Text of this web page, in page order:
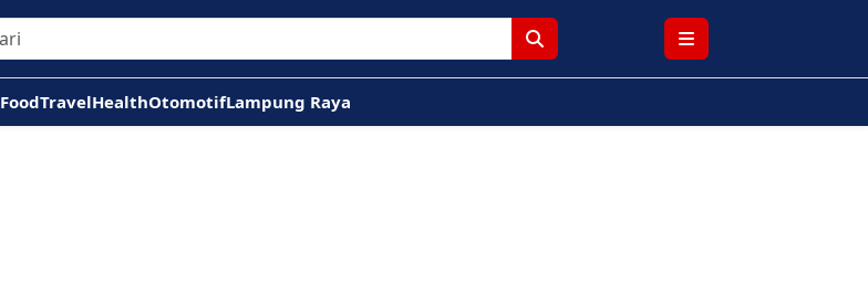
FoodTravelHealthOtomotifLampung Raya